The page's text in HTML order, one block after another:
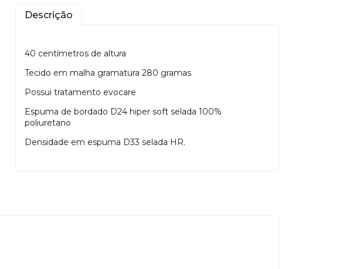
Descrição
40 centímetros de altura
Tecido em malha gramatura 280 gramas
Possui tratamento evocare
Espuma de bordado D24 hiper soft selada 100%
poliuretano
Densidade em espuma D33 selada HR.